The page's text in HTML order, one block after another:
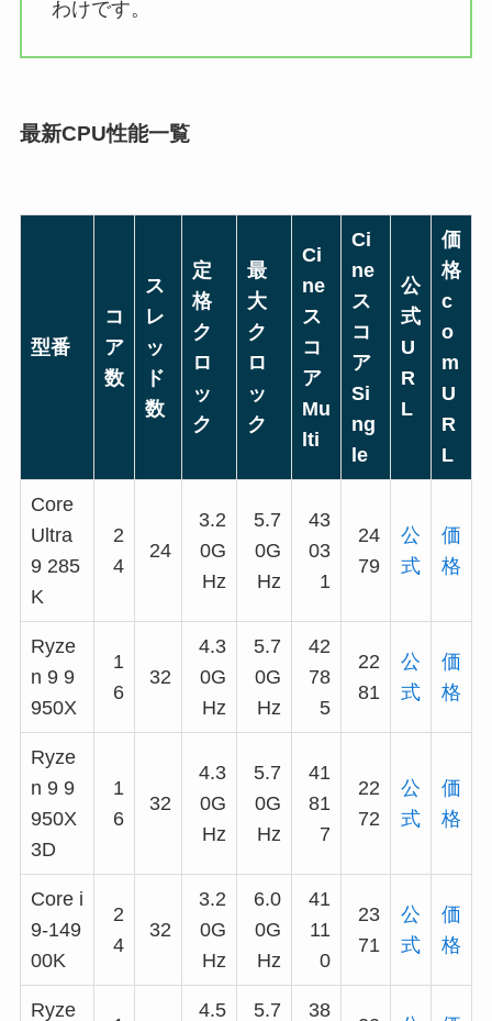
わけです。
最新CPU性能一覧
型番
コ
ア
数
ス
レ
ッ
ド
数
定
格
ク
ロ
ッ
ク
最
大
ク
ロ
ッ
ク
Ci
ne
ス
コ
ア
Mu
lti
Ci
ne
ス
コ
ア
Si
ng
le
公
式
U
R
L
価
格
c
o
m
U
R
L
Core
Ultra
9 285
K
2
4
24
3.2
0G
Hz
5.7
0G
Hz
43
03
1
24
79
公
式
価
格
Ryze
n 9 9
950X
1
6
32
4.3
0G
Hz
5.7
0G
Hz
42
78
5
22
81
公
式
価
格
Ryze
n 9 9
950X
3D
1
6
32
4.3
0G
Hz
5.7
0G
Hz
41
81
7
22
72
公
式
価
格
Core i
9-149
00K
2
4
32
3.2
0G
Hz
6.0
0G
Hz
41
11
0
23
71
公
式
価
格
Ryze 4.5 5.7 38